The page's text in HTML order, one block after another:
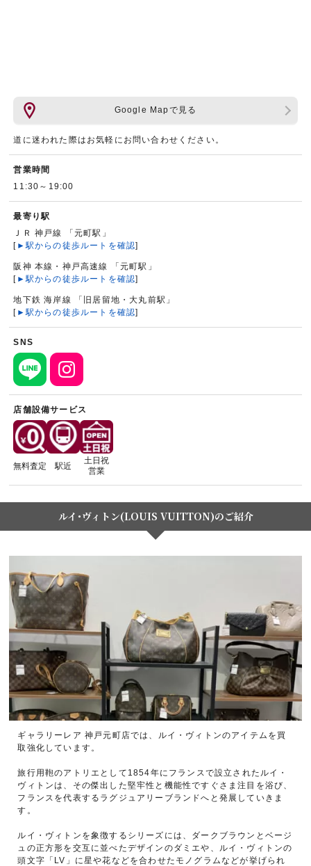
Google Mapで見る
道に迷われた際はお気軽にお問い合わせください。
営業時間
11:30～19:00
最寄り駅
ＪＲ 神戸線 「元町駅」
[ ►駅からの徒歩ルートを確認]
阪神 本線・神戸高速線 「元町駅」
[ ►駅からの徒歩ルートを確認]
地下鉄 海岸線 「旧居留地・大丸前駅」
[ ►駅からの徒歩ルートを確認]
SNS
店舗設備サービス
無料査定 駅近
土日祝
営業
ルイ･ヴィトン(LOUIS VUITTON)のご紹介
ギャラリーレア 神戸元町店では、ルイ・ヴィトンのアイテムを買
取強化しています。
旅行用鞄のアトリエとして1854年にフランスで設立されたルイ・
ヴィトンは、その傑出した堅牢性と機能性ですぐさま注目を浴び、
フランスを代表するラグジュアリーブランドへと発展していきま
す。
ルイ・ヴィトンを象徴するシリーズには、ダークブラウンとベージ
ュの正方形を交互に並べたデザインのダミエや、ルイ・ヴィトンの
頭文字「LV」に星や花などを合わせたモノグラムなどが挙げられ